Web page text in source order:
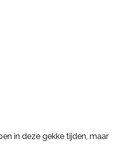
in deze gekke tijden, maar